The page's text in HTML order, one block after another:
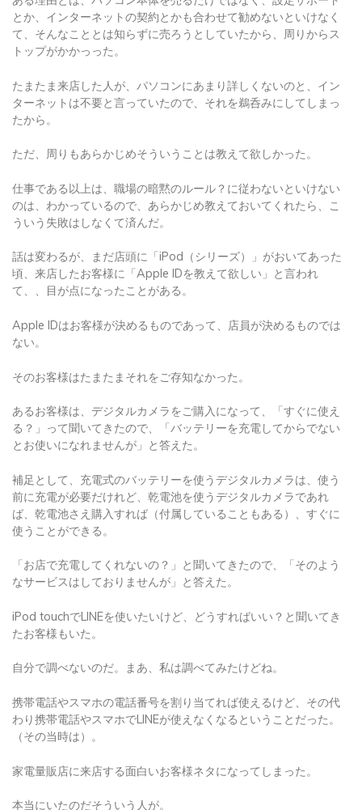
とか、インターネットの契約とかも合わせて勧めないといけなく
て、そんなこととは知らずに売ろうとしていたから、周りからス
トップがかかっった。
たまたま来店した人が、パソコンにあまり詳しくないのと、イン
ターネットは不要と言っていたので、それを鵜呑みにしてしまっ
たから。
ただ、周りもあらかじめそういうことは教えて欲しかった。
仕事である以上は、職場の暗黙のルール？に従わないといけない
のは、わかっているので、あらかじめ教えておいてくれたら、こ
ういう失敗はしなくて済んだ。
話は変わるが、まだ店頭に「iPod（シリーズ）」がおいてあった
頃、来店したお客様に「Apple IDを教えて欲しい」と言われ
て、、目が点になったことがある。
Apple IDはお客様が決めるものであって、店員が決めるものでは
ない。
そのお客様はたまたまそれをご存知なかった。
あるお客様は、デジタルカメラをご購入になって、「すぐに使え
る？」って聞いてきたので、「バッテリーを充電してからでない
とお使いになれませんが」と答えた。
補足として、充電式のバッテリーを使うデジタルカメラは、使う
前に充電が必要だけれど、乾電池を使うデジタルカメラであれ
ば、乾電池さえ購入すれば（付属していることもある）、すぐに
使うことができる。
「お店で充電してくれないの？」と聞いてきたので、「そのよう
なサービスはしておりませんが」と答えた。
iPod touchでLINEを使いたいけど、どうすればいい？と聞いてき
たお客様もいた。
自分で調べないのだ。まあ、私は調べてみたけどね。
携帯電話やスマホの電話番号を割り当てれば使えるけど、その代
わり携帯電話やスマホでLINEが使えなくなるということだった。
（その当時は）。
家電量販店に来店する面白いお客様ネタになってしまった。
本当にいたのだそういう人が。